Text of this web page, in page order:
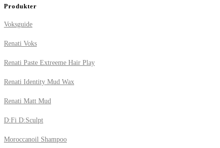
Produkter
Voksguide
Renati Voks
Renati Paste Extreeme Hair Play
Renati Identity Mud Wax
Renati Matt Mud
D:Fi D:Sculpt
Moroccanoil Shampoo